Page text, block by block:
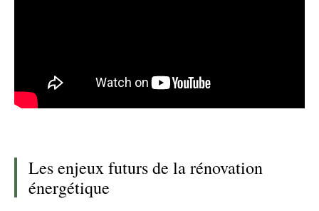
Les enjeux futurs de la rénovation
énergétique